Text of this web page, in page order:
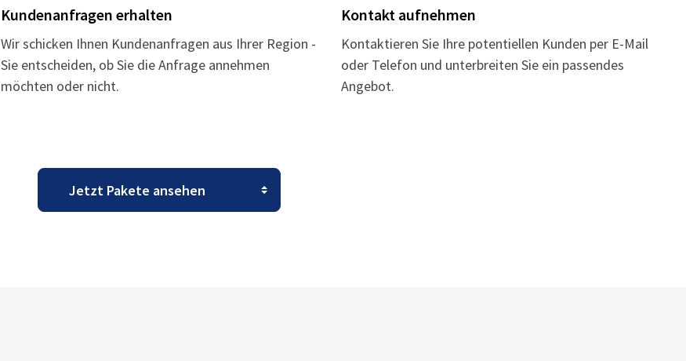
Kundenanfragen erhalten
Wir schicken Ihnen Kundenanfragen aus Ihrer Region -
Sie entscheiden, ob Sie die Anfrage annehmen
möchten oder nicht.
Kontakt aufnehmen
Kontaktieren Sie Ihre potentiellen Kunden per E-Mail
oder Telefon und unterbreiten Sie ein passendes
Angebot.